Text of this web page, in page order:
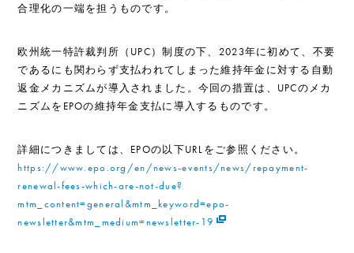
合理化の一端を担うものです。
欧州統一特許裁判所（UPC）制度の下、2023年に初めて、不要
であるにも関わらず支払われてしまった維持年金に対する自動
返金メカニズムが導入されました。今回の措置は、UPCのメカ
ニズムをEPOの維持年金支払に導入するものです。
詳細につきましては、EPOの以下URLをご参照ください。
https://www.epo.org/en/news-events/news/repayment-
renewal-fees-which-are-not-due?
mtm_content=general&mtm_keyword=epo-
newsletter&mtm_medium=newsletter-19